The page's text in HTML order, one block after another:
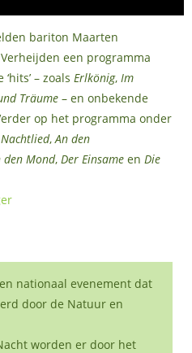
bariton Maarten
een programma
– zoals Erlkönig, Im
Träume – en onbekende
op het programma onder
, An den
den Mond, Der Einsame en Die
nationaal evenement dat
door de Natuur en
worden er door het